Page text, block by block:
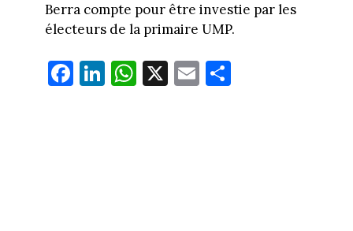
Berra compte pour être investie par les
électeurs de la primaire UMP.
Fa
ce
Li
nk
W
ha
X E
m
Pa
rt